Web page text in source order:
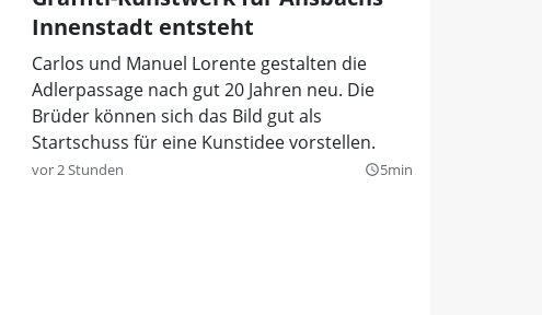
Innenstadt entsteht
Carlos und Manuel Lorente gestalten die
Adlerpassage nach gut 20 Jahren neu. Die
Brüder können sich das Bild gut als
Startschuss für eine Kunstidee vorstellen.
vor 2 Stunden query_builder5min